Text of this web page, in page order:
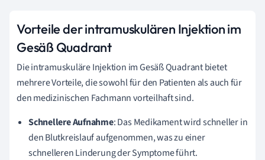
Vorteile der intramuskulären Injektion im
Gesäß Quadrant
Die intramuskuläre Injektion im Gesäß Quadrant bietet
mehrere Vorteile, die sowohl für den Patienten als auch für
den medizinischen Fachmann vorteilhaft sind.
Schnellere Aufnahme: Das Medikament wird schneller in
den Blutkreislauf aufgenommen, was zu einer
schnelleren Linderung der Symptome führt.